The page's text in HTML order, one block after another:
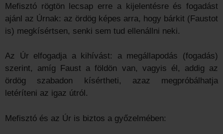
Mefisztó rögtön lecsap erre a kijelentésre és fogadást
ajánl az Úrnak: az ördög képes arra, hogy bárkit (Faustot
is) megkísértsen, senki sem tud ellenállni neki.
Az Úr elfogadja a kihívást: a megállapodás (fogadás)
szerint, amíg Faust a földön van, vagyis él, addig az
ördög szabadon kísértheti, azaz megpróbálhatja
letéríteni az igaz útról.
Mefisztó és az Úr is biztos a győzelmében: